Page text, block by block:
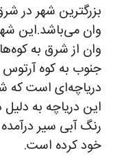
بزرگترین شهر در
وان می‌باشد.این
وان از شرق به
جنوب به کوه
دریاچه‌ای است که
این دریاچه به
رنگ آبی سیر
خود کرده است.